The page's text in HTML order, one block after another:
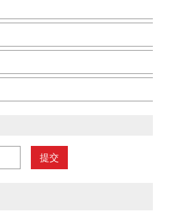
提交